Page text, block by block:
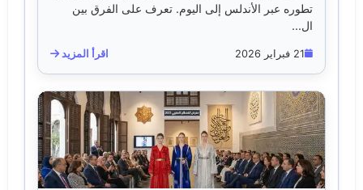
تطوره عبر الأندلس إلى اليوم. تعرف على الفرق بين
ال...
21 فبراير 2026 اقرأ المزيد